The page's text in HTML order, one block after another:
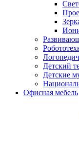
Детский
Детские
Офисная мебель